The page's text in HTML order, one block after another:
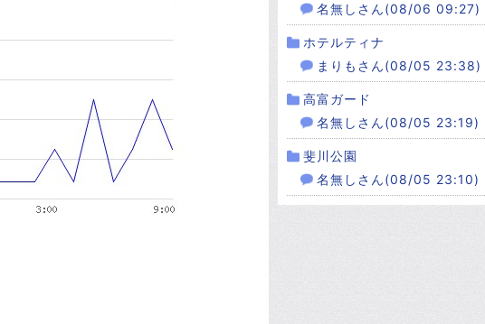
名無しさん(08/06 09:27)
ホテルティナ
まりもさん(08/05 23:38)
高富ガード
名無しさん(08/05 23:19)
斐川公園
名無しさん(08/05 23:10)